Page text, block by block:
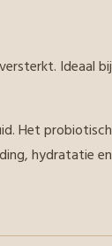
Ideaal bij
Het probiotisch
hydratatie en